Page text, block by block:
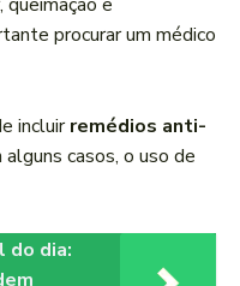
procurar um médico
incluirremédios anti-
casos, o uso de
do dia: